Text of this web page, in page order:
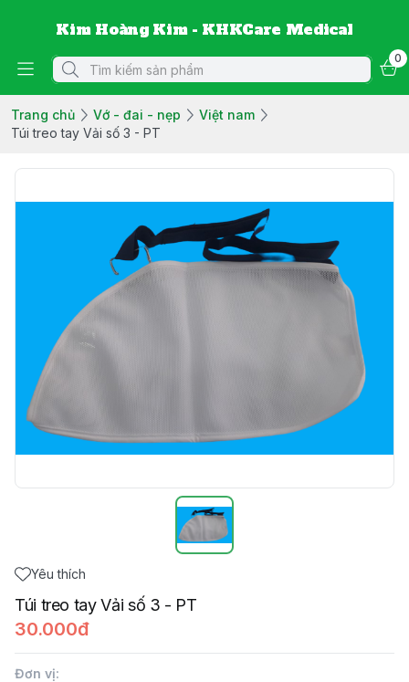
Kim Hoàng Kim - KHKCare Medical
0
Trang chủ Vớ - đai - nẹp
Việt nam
Túi treo tay Vải số 3 - PT
Yêu thích
Túi treo tay Vải số 3 - PT
30.000đ
Đơn vị: